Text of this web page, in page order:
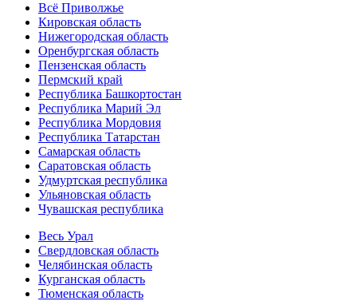
Всё Приволжье
Кировская область
Нижегородская область
Оренбургская область
Пензенская область
Пермский край
Республика Башкортостан
Республика Марий Эл
Республика Мордовия
Республика Татарстан
Самарская область
Саратовская область
Удмуртская республика
Ульяновская область
Чувашская республика
Весь Урал
Свердловская область
Челябинская область
Курганская область
Тюменская область